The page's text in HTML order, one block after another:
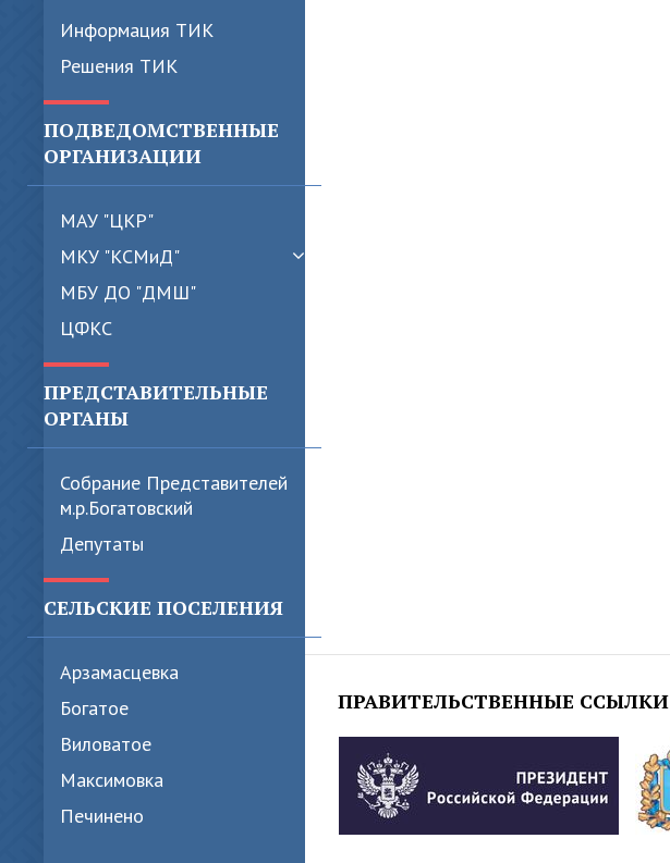
Информация ТИК
Решения ТИК
ПОДВЕДОМСТВЕННЫЕ
ОРГАНИЗАЦИИ
МАУ "ЦКР"
МКУ "КСМиД"
МБУ ДО "ДМШ"
ЦФКС
ПРЕДСТАВИТЕЛЬНЫЕ
ОРГАНЫ
Собрание Представителей
м.р.Богатовский
Депутаты
СЕЛЬСКИЕ ПОСЕЛЕНИЯ
Арзамасцевка
Богатое
Виловатое
Максимовка
Печинено
ПРАВИТЕЛЬСТВЕННЫЕ ССЫЛКИ